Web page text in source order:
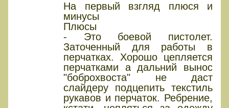
На первый взгляд плюся и
минусы
Плюсы
- Это боевой пистолет.
Заточенный для работы в
перчатках. Хорошо цепляется
перчатками а дальний вынос
"боброхвоста" не даст
слайдеру подцепить текстиль
рукавов и перчаток. Ребрение,